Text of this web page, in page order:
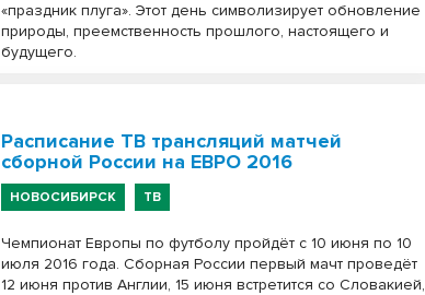
«праздник плуга». Этот день символизирует обновление
природы, преемственность прошлого, настоящего и
будущего.
Расписание ТВ трансляций матчей
сборной России на ЕВРО 2016
НОВОСИБИРСК ТВ
Чемпионат Европы по футболу пройдёт с 10 июня по 10
июля 2016 года. Сборная России первый мачт проведёт
12 июня против Англии, 15 июня встретится со Словакией,